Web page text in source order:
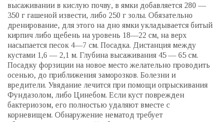
высаживании в кислую почву, в ямки добавляется 280 —
350 г гашеной извести, либо 250 г золы. Обязательно
дренирование, для этого на дно ямки укладывается битый
кирпич либо щебень на уровень 18—22 см, на верх
насыпается песок 4—7 см. Посадка. Дистанция между
кустами 1,6 — 2,1 м. Глубина высаживания 45 — 65 см.
Посадку форзиции на новое место желательно проводить
осенью, до приближения заморозков. Болезни и
вредители. Увядание лечится при помощи опрыскивания
Фундазолом, либо Цинебом. Если куст поврежден
бактериозом, его полностью удаляют вместе с
корневищем. Обнаружение нематод требует